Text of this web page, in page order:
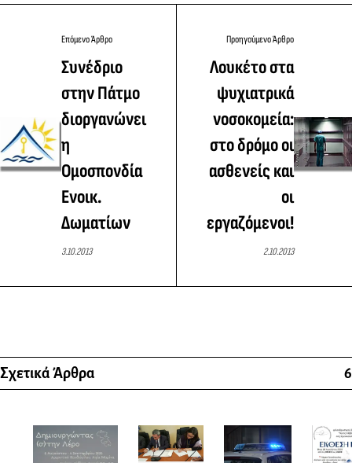
Επόμενο Άρθρο
Συνέδριο
στην Πάτμο
διοργανώνει
η
Ομοσπονδία
Ενοικ.
Δωματίων
3.10.2013
Προηγούμενο Άρθρο
Λουκέτο στα
ψυχιατρικά
νοσοκομεία:
στο δρόμο οι
ασθενείς και
οι
εργαζόμενοι!
2.10.2013
Σχετικά Άρθρα 6